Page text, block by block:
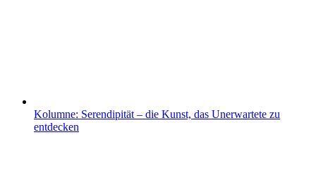
Kolumne: Serendipität – die Kunst, das Unerwartete zu
entdecken